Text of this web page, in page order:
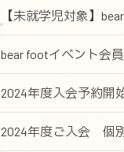
【未就学児対象】
bear footイベント会
2024年度入会予約開
2024年度ご入会 個